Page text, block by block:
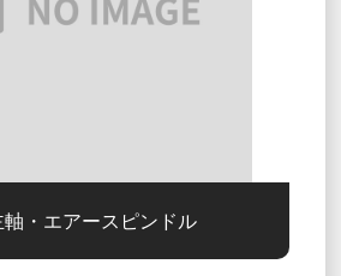
軸・エアースピンドル